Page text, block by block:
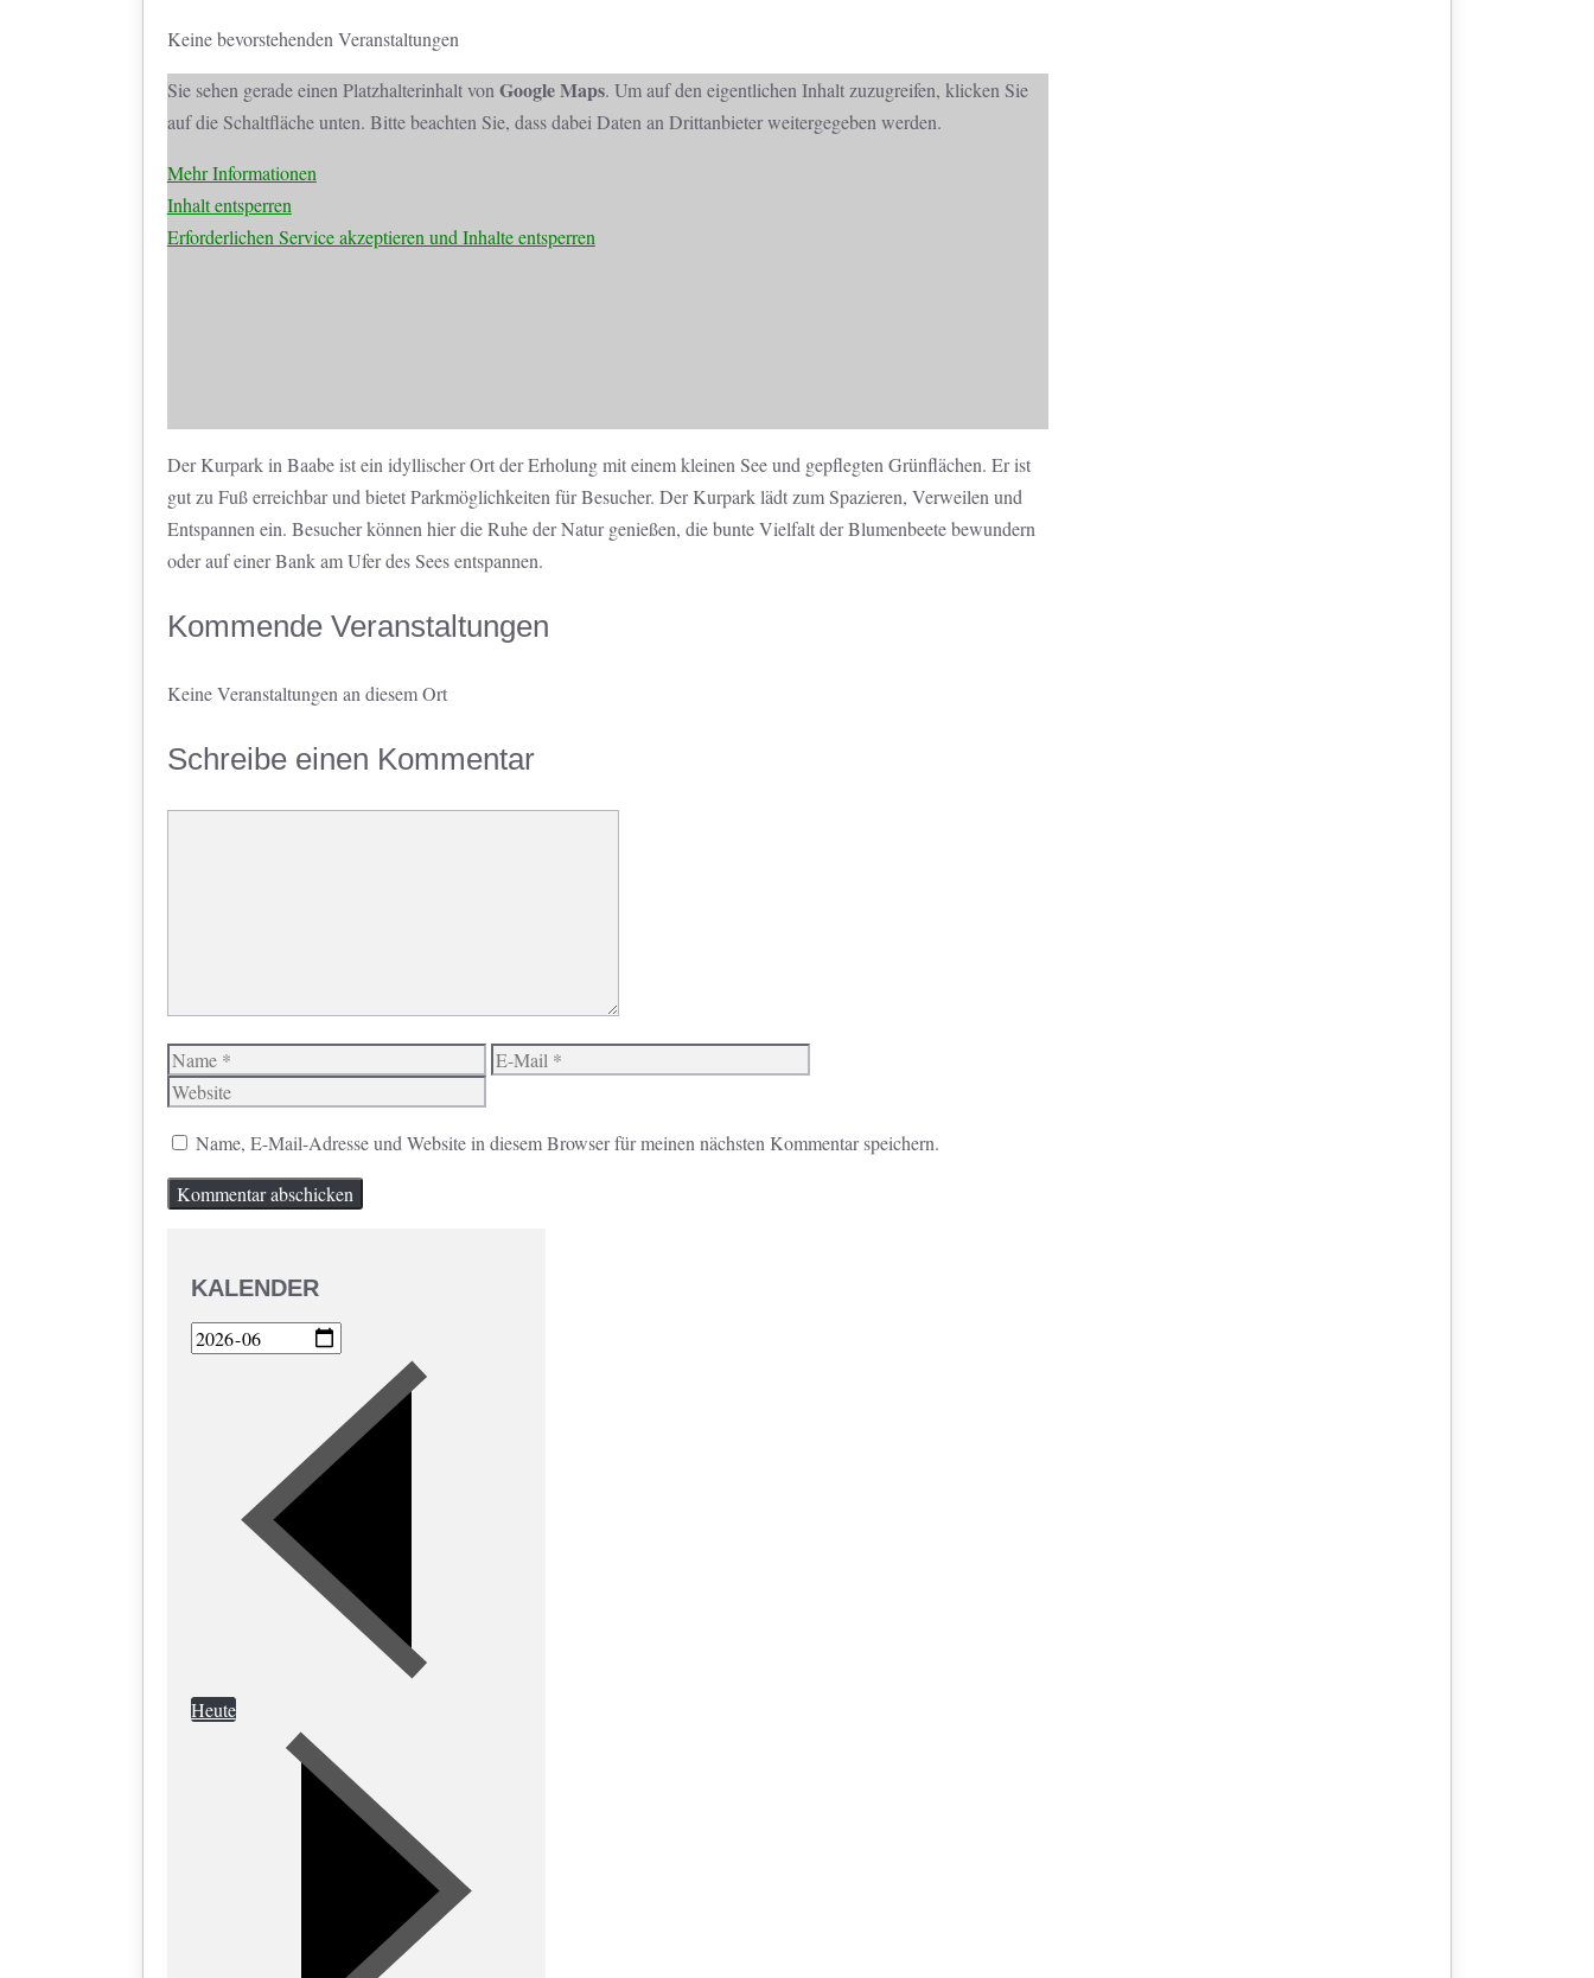
Keine bevorstehenden Veranstaltungen
Sie sehen gerade einen Platzhalterinhalt von Google Maps. Um auf den eigentlichen Inhalt zuzugreifen, klicken Sie
auf die Schaltfläche unten. Bitte beachten Sie, dass dabei Daten an Drittanbieter weitergegeben werden.
Mehr Informationen
Inhalt entsperren
Erforderlichen Service akzeptieren und Inhalte entsperren
Der Kurpark in Baabe ist ein idyllischer Ort der Erholung mit einem kleinen See und gepflegten Grünflächen. Er ist
gut zu Fuß erreichbar und bietet Parkmöglichkeiten für Besucher. Der Kurpark lädt zum Spazieren, Verweilen und
Entspannen ein. Besucher können hier die Ruhe der Natur genießen, die bunte Vielfalt der Blumenbeete bewundern
oder auf einer Bank am Ufer des Sees entspannen.
Kommende Veranstaltungen
Keine Veranstaltungen an diesem Ort
Schreibe einen Kommentar
Name
E-
Name, E-Mail-Adresse und Website in diesem Browser für meinen nächsten Kommentar speichern.
KALENDER
Heute